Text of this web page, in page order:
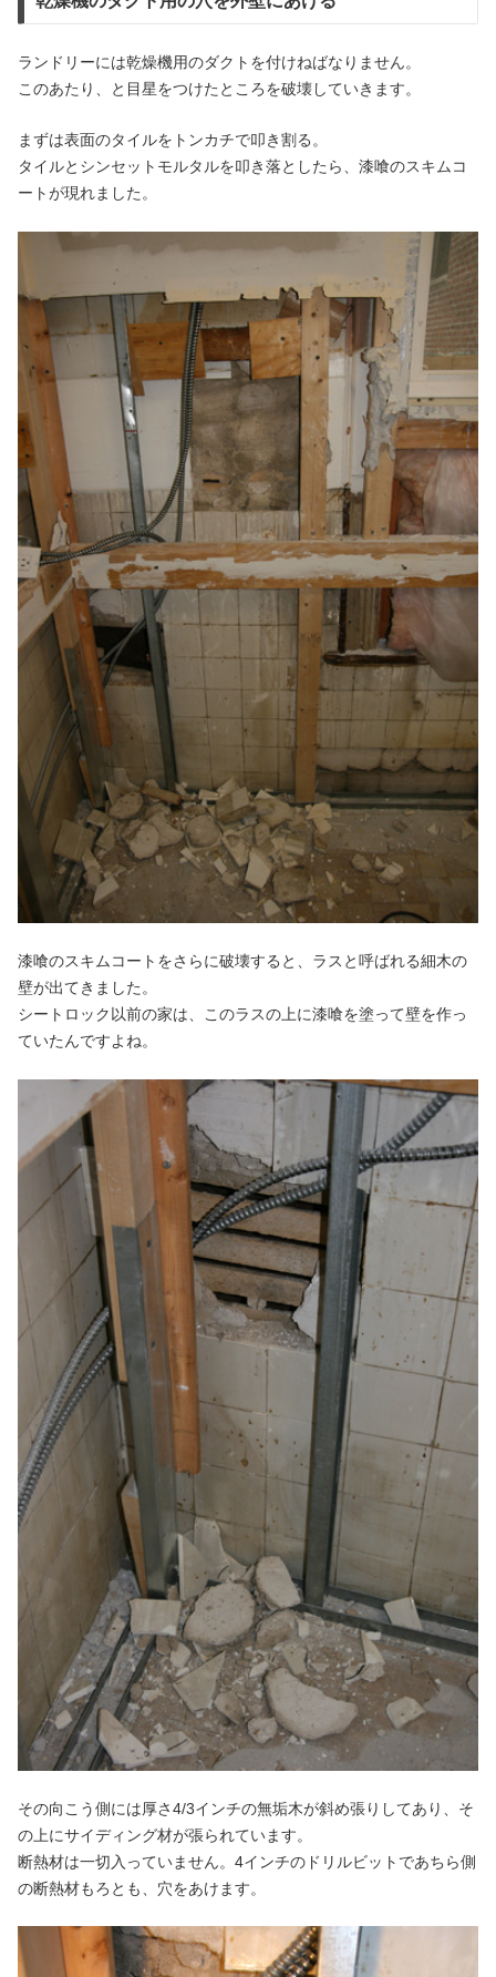
ランドリーには乾燥機用のダクトを付けねばなりません。
このあたり、と目星をつけたところを破壊していきます。
まずは表面のタイルをトンカチで叩き割る。
タイルとシンセットモルタルを叩き落としたら、漆喰のスキムコ
ートが現れました。
漆喰のスキムコートをさらに破壊すると、ラスと呼ばれる細木の
壁が出てきました。
シートロック以前の家は、このラスの上に漆喰を塗って壁を作っ
ていたんですよね。
その向こう側には厚さ4/3インチの無垢木が斜め張りしてあり、そ
の上にサイディング材が張られています。
断熱材は一切入っていません。4インチのドリルビットであちら側
の断熱材もろとも、穴をあけます。